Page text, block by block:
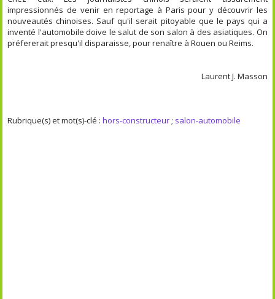
impressionnés de venir en reportage à Paris pour y découvrir les
nouveautés chinoises. Sauf qu'il serait pitoyable que le pays qui a
inventé l'automobile doive le salut de son salon à des asiatiques. On
préfererait presqu'il disparaisse, pour renaître à Rouen ou Reims.
Laurent J. Masson
Rubrique(s) et mot(s)-clé :hors-constructeur; salon-automobile